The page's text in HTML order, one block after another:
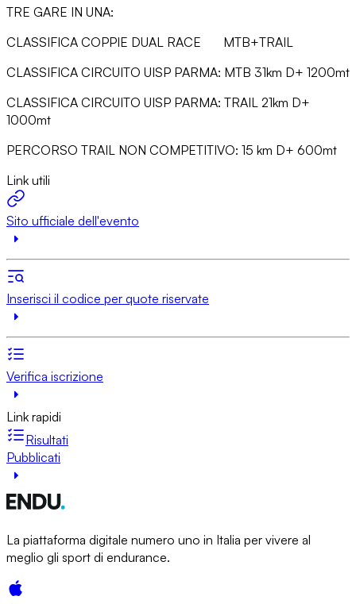
TRE GARE IN UNA:
CLASSIFICA COPPIE DUAL RACE MTB+TRAIL
CLASSIFICA CIRCUITO UISP PARMA: MTB 31km D+ 1200mt
CLASSIFICA CIRCUITO UISP PARMA: TRAIL 21km D+
1000mt
PERCORSO TRAIL NON COMPETITIVO: 15 km D+ 600mt
Link utili
Sito ufficiale dell'evento
Inserisci il codice per quote riservate
Verifica iscrizione
Link rapidi
Risultati
Pubblicati
La piattaforma digitale numero uno in Italia per vivere al
meglio gli sport di endurance.